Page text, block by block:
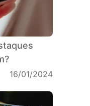
16/01/2024